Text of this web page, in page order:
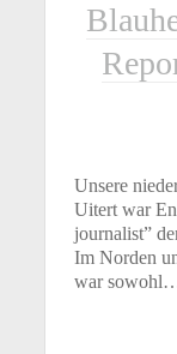
Unsere
Uitert war
journalist”
Im Norden
war